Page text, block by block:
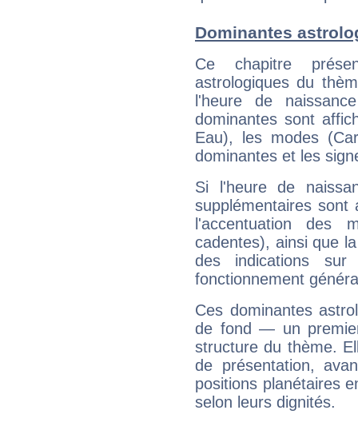
Dominantes
Ce chapitre
astrologiques du
l'heure de
dominantes sont
Eau), les modes
dominantes et les
Si l'heure de
supplémentaires sont
l'accentuation des
cadentes), ainsi que
des indications sur
fonctionnement
Ces dominantes
de fond — un
structure du thème.
de présentation,
positions planétaires
selon leurs dignités.